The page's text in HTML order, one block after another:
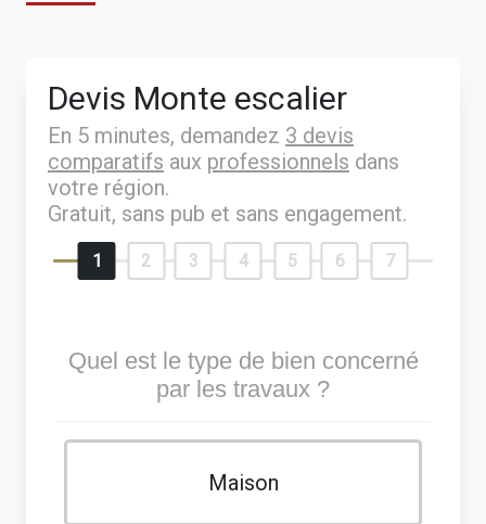
Devis Monte escalier
En 5 minutes, demandez 3 devis
comparatifs aux professionnels dans
votre région.
Gratuit, sans pub et sans engagement.
1 2 3 4 5 6 7
Quel est le type de bien concerné
par les travaux ?
Maison